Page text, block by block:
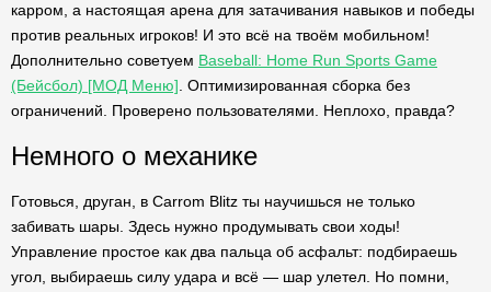
карром, а настоящая арена для затачивания навыков и победы
против реальных игроков! И это всё на твоём мобильном!
Дополнительно советуем Baseball: Home Run Sports Game
(Бейсбол) [МОД Меню] . Оптимизированная сборка без
ограничений. Проверено пользователями. Неплохо, правда?
Немного о механике
Готовься, друган, в Carrom Blitz ты научишься не только
забивать шары. Здесь нужно продумывать свои ходы!
Управление простое как два пальца об асфальт: подбираешь
угол, выбираешь силу удара и всё — шар улетел. Но помни,